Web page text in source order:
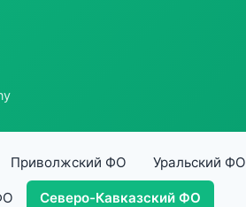
Приволжский ФО Уральский ФО
Северо-Кавказский ФО